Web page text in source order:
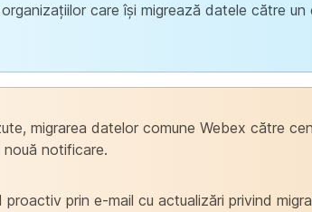
care își migrează datele către
migrarea datelor comune Webex către
notificare.
prin e-mail cu actualizări privind